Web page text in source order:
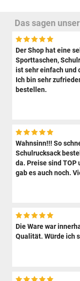
Das sagen
Der Shop hat eine
Sporttaschen,
ist sehr einfach und
Ich bin sehr
bestellen.
Wahnsinn!!! So
Schulrucksack
da. Preise sind TOP
gab es auch noch.
Die Ware war
Qualität. Würde ich